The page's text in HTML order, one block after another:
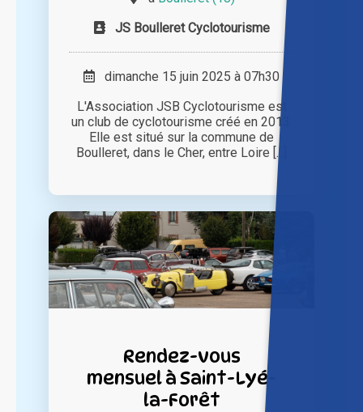
JS Boulleret Cyclotourisme
dimanche 15 juin 2025 à 07h30
L'Association JSB Cyclotourisme est
un club de cyclotourisme créé en 2013.
Elle est situé sur la commune de
Boulleret, dans le Cher, entre Loire [...]
Rendez-vous
mensuel à Saint-Lyé-
la-Forêt